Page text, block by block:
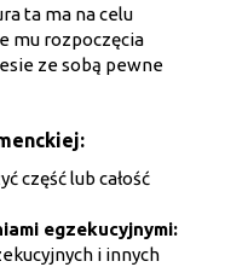
ta ma na celu
mu rozpoczęcia
ze sobą pewne
część lub całość
egzekucyjnymi:
i innych